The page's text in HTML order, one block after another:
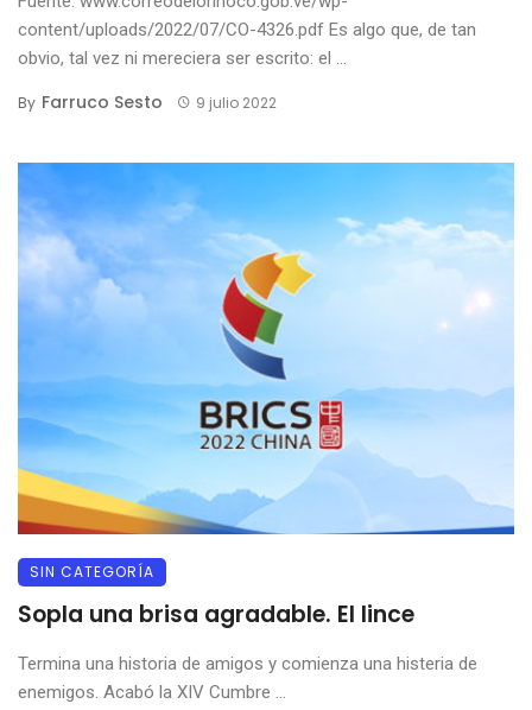
content/uploads/2022/07/CO-4326.pdf Es algo que, de tan
obvio, tal vez ni mereciera ser escrito: el ...
By Farruco Sesto 9 julio 2022
SIN CATEGORÍA
Sopla una brisa agradable. El lince
Termina una historia de amigos y comienza una histeria de
enemigos. Acabó la XIV Cumbre ...